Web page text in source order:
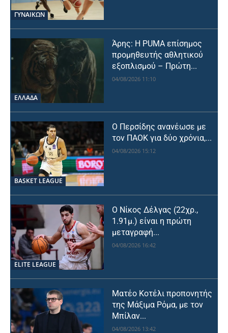
ΓΥΝΑΙΚΩΝ
ΕΛΛΑΔΑ
Άρης: Η PUMA επίσημος
προμηθευτής αθλητικού
εξοπλισμού – Πρώτη...
04/08/2026 11:10
BASKET LEAGUE
Ο Περσίδης ανανέωσε με
τον ΠΑΟΚ για δύο χρόνια,...
04/08/2026 15:12
ELITE LEAGUE
Ο Νίκος Δέλγας (22χρ.,
1.91μ.) είναι η πρώτη
μεταγραφή...
04/08/2026 16:42
Ματέο Κοτέλι προπονητής
της Μάξιμα Ρόμα, με τον
Μπίλαν...
04/08/2026 13:42